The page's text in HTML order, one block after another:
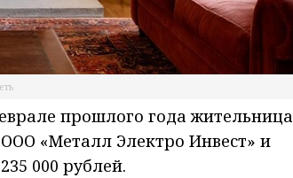
прошлого года жительница
«Металл Электро Инвест» и
000 рублей.